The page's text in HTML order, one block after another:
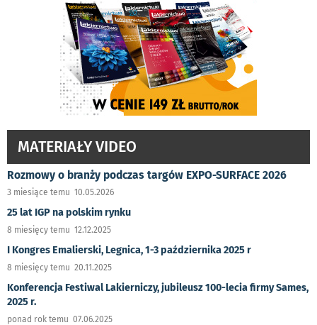
MATERIAŁY VIDEO
Rozmowy o branży podczas targów EXPO-SURFACE 2026
3 miesiące temu 10.05.2026
25 lat IGP na polskim rynku
8 miesięcy temu 12.12.2025
I Kongres Emalierski, Legnica, 1-3 października 2025 r
8 miesięcy temu 20.11.2025
Konferencja Festiwal Lakierniczy, jubileusz 100-lecia firmy Sames,
2025 r.
ponad rok temu 07.06.2025